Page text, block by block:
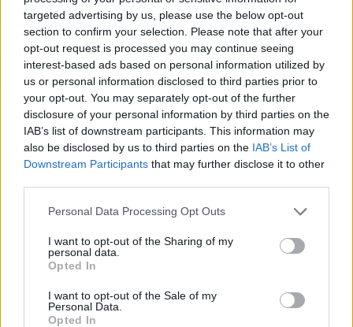
targeted advertising by us, please use the below opt-out
section to confirm your selection. Please note that after your
opt-out request is processed you may continue seeing
interest-based ads based on personal information utilized by
us or personal information disclosed to third parties prior to
your opt-out. You may separately opt-out of the further
disclosure of your personal information by third parties on the
IAB’s list of downstream participants. This information may
also be disclosed by us to third parties on the IAB’s List of
Downstream Participants that may further disclose it to other
Please note that this website/app uses one or more Google
not limited to your visit or usage behaviour. You may click to
grant or deny consent to Google and its third-party tags to
use your data for below specified purposes in below Google
consent section.
Personal Data Processing Opt Outs
I want to opt-out of the Sharing of my
personal data.
Opted In
I want to opt-out of the Sale of my
Personal Data.
Opted In
Kövess minket, és értesülj a friss hírekről a
Facebookon is!
Követem
GÁSPÁR LACI # BYEALEX